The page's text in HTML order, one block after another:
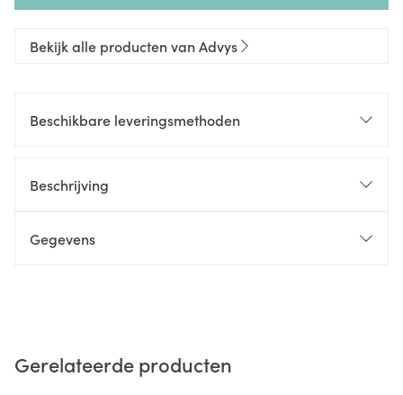
Bekijk alle producten van Advys
Beschikbare leveringsmethoden
Beschrijving
Gegevens
Gerelateerde producten